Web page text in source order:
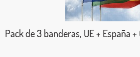
Pack de 3 banderas, UE + España